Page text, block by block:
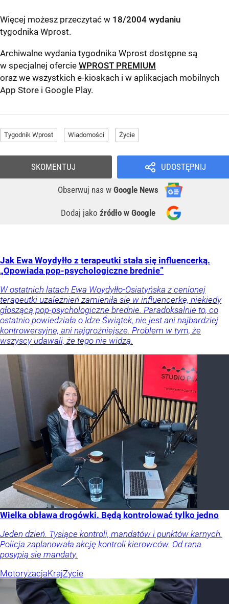
Więcej możesz przeczytać w 18/2004 wydaniu
tygodnika Wprost.
Archiwalne wydania tygodnika Wprost dostępne są
w specjalnej ofercie WPROST PREMIUM
oraz we wszystkich e-kioskach i w aplikacjach mobilnych
App Store i Google Play.
Tygodnik Wprost Wiadomości Życie
UDOSTĘPNIJ
Obserwuj nas w Google News
Dodaj jako źródło w Google
SKOMENTUJ
Jak Ewa Woydyłło z terapeutki stała się influencerką.
„Opowiada pop-psychologiczne brednie”
W ostatnich latach Ewa Woydyłło-Osiatyńska z cenionej
terapeutki uzależnień zamieniła się w influencerkę, niekiedy
głoszącą pop-psychologiczne brednie. Paradoksalnie to, co
ostatnio powiedziała o Idze Świątek, nie jest ani najbardziej
kontrowersyjne, ani najgroźniejsze. Problem w tym, że
wszyscy udawali, że tego nie widzą.
Wielka obława drogówki. Będą kontrolować tylko jedno
Jeden dzień. Tysiące kontroli, mandatów i punktów karnych.
Policja zaplanowała akcję kontroli kierowców. Od rana
posypią się mandaty.
MotoryzacjaKrajŻycie